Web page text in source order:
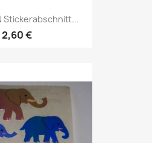
Stickerabschnitt...
2,60 €